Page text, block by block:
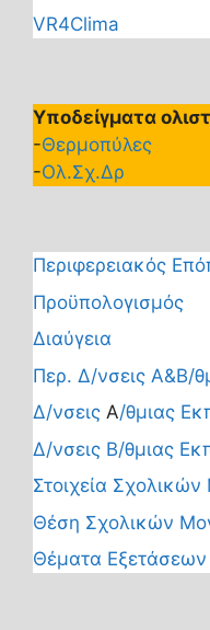
VR4Clima
Υποδείγματα
-Θερμοπύλες
-Ολ.Σχ.Δρ
Περιφερειακός
Προϋπολογισμός
Διαύγεια
Περ. Δ/νσεις Α&Β/
Δ/νσεις Α/θμιας
Δ/νσεις Β/θμιας
Στοιχεία
Θέση Σχολικών
Θέματα Εξετάσεων